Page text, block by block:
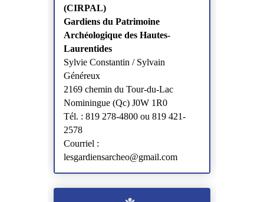
(CIRPAL)
Gardiens du Patrimoine
Archéologique des Hautes-
Laurentides
Sylvie Constantin / Sylvain
Généreux
2169 chemin du Tour-du-Lac
Nominingue (Qc) J0W 1R0
Tél. : 819 278-4800 ou 819 421-
2578
Courriel :
lesgardiensarcheo@gmail.com